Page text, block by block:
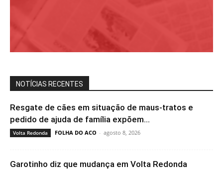
NOTÍCIAS RECENTES
Resgate de cães em situação de maus-tratos e
pedido de ajuda de família expõem...
Volta Redonda FOLHA DO ACO - agosto 8, 2026
Garotinho diz que mudança em Volta Redonda